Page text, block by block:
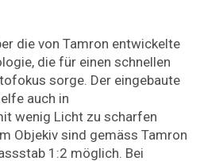
die von Tamron entwickelte
die für einen schnellen
sorge. Der eingebaute
auch in
wenig Licht zu scharfen
Objekiv sind gemäss Tamron
1:2 möglich. Bei